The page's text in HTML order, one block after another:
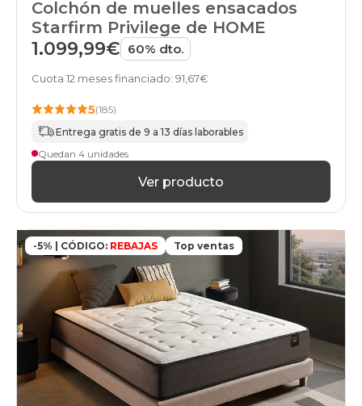
Colchón de muelles ensacados
Starfirm Privilege de HOME
1.099,99€ 60% dto.
Cuota 12 meses financiado: 91,67€
5(185)
Entrega gratis de 9 a 13 días laborables
Quedan 4 unidades
Ver producto
-5% | CÓDIGO: REBAJAS Top ventas